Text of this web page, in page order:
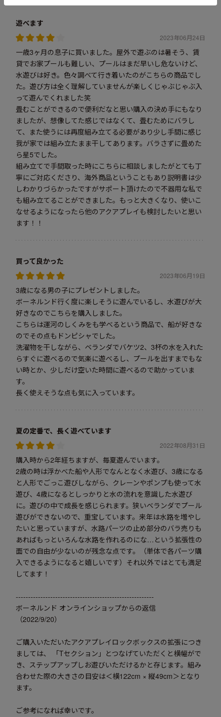
遊べます
2023年06月24日
一歳3ヶ月の息子に買いました。屋外で遊ぶのは暑そう、賃
貸でお家プールも難しい、プールはまだ早いし危ないけど、
水遊びは好き。色々調べて行き着いたのがこちらの商品でし
た。遊び方は全く理解していませんが楽しくじゃぶじゃぶ入
って遊んでくれました笑
畳むことができるので便利だなと思い購入の決め手にもなり
ましたが、想像してた感じではなくて、畳むためにバラし
て、また使うには再度組み立てる必要があり少し手間に感じ
我が家では組み立たまま干してあります。バラさずに畳めた
ら星5でした。
組み立てで手間取った時にこちらに相談しましたがとても丁
寧にご対応くださり、海外商品ということもあり説明書は少
しわかりづらかったですがサポート頂けたので不器用な私で
も組み立てることができました。もっと大きくなり、使いこ
なせるようになったら他のアクアプレイも検討したいと思い
ます！！
買って良かった
2023年06月19日
3歳になる男の子にプレゼントしました。
ボーネルンド行く度に楽しそうに遊んでいるし、水遊びが大
好きなのでこちらを購入しました。
こちらは運河のしくみをも学べるという商品で、船が好きな
のでその点もドンピシャでした。
洗濯物を干しながら、ベランダでバケツ2、3杯の水を入れた
らすぐに遊べるので気楽に遊べるし、プールを出すまでもな
い時とか、少しだけ空いた時間に遊べるので助かっていま
す。
長く使えそうな点も気に入っています。
夏の定番で、長く遊べています
2022年08月31日
購入時から2年経ちますが、毎夏遊んでいます。
2歳の時は浮かべた船や人形でなんとなく水遊び、3歳になる
と人形でごっこ遊びしながら、クレーンやポンプも使って水
遊び、4歳になるとしっかりと水の流れを意識した水遊び
に。遊びの中で成長を感じられます。狭いベランダでプール
遊びができないので、重宝しています。来年は水路を増やし
たいと思っていますが、水路パーツの止め部分のバラ売りも
あればもっといろんな水路を作れるのにな…という拡張性の
面での自由が少ないのが残念な点です。（単体で各パーツ購
入できるようになると嬉しいです）それ以外ではとても満足
してます！
--------------------------------------------------------
ボーネルンド オンラインショップからの返信
（2022/9/20）
ご購入いただいたアクアプレイロックボックスの拡張につき
ましては、 「Tセクション」とつなげていただくと横幅がで
き、ステップアップしお遊びいただけるかと存じます。組み
合わせた際の大きさの目安は＜横122cm × 縦49cm＞となり
ます。
ご参考になれば幸いです。